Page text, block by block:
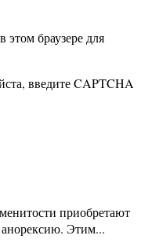
браузере для
введите CAPTCHA
приобретают
анорексию. Этим...